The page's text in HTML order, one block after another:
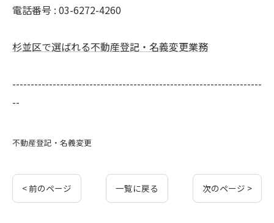
電話番号 : 03-6272-4260
杉並区で選ばれる不動産登記・名義変更業務
--------------------------------------------------------------------
--
不動産登記・名義変更
< 前のページ 一覧に戻る 次のページ >